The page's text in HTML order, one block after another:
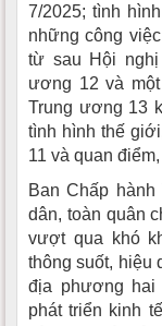
7/2025; tình
những công
từ sau Hội
ương 12 và
Trung ương 13
tình hình thế
11 và quan
Ban Chấp
dân, toàn quân
vượt qua khó
thông suốt, hiệu
địa phương hai
phát triển kinh